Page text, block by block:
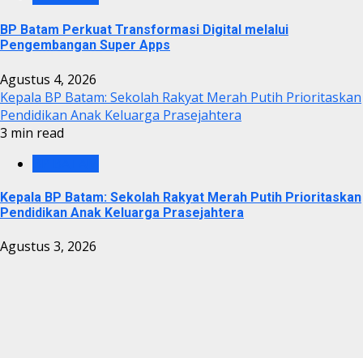
BP Batam Perkuat Transformasi Digital melalui
Pengembangan Super Apps
Agustus 4, 2026
Kepala BP Batam: Sekolah Rakyat Merah Putih Prioritaskan
Pendidikan Anak Keluarga Prasejahtera
3 min read
Kepala BP Batam: Sekolah Rakyat Merah Putih Prioritaskan
Pendidikan Anak Keluarga Prasejahtera
Agustus 3, 2026